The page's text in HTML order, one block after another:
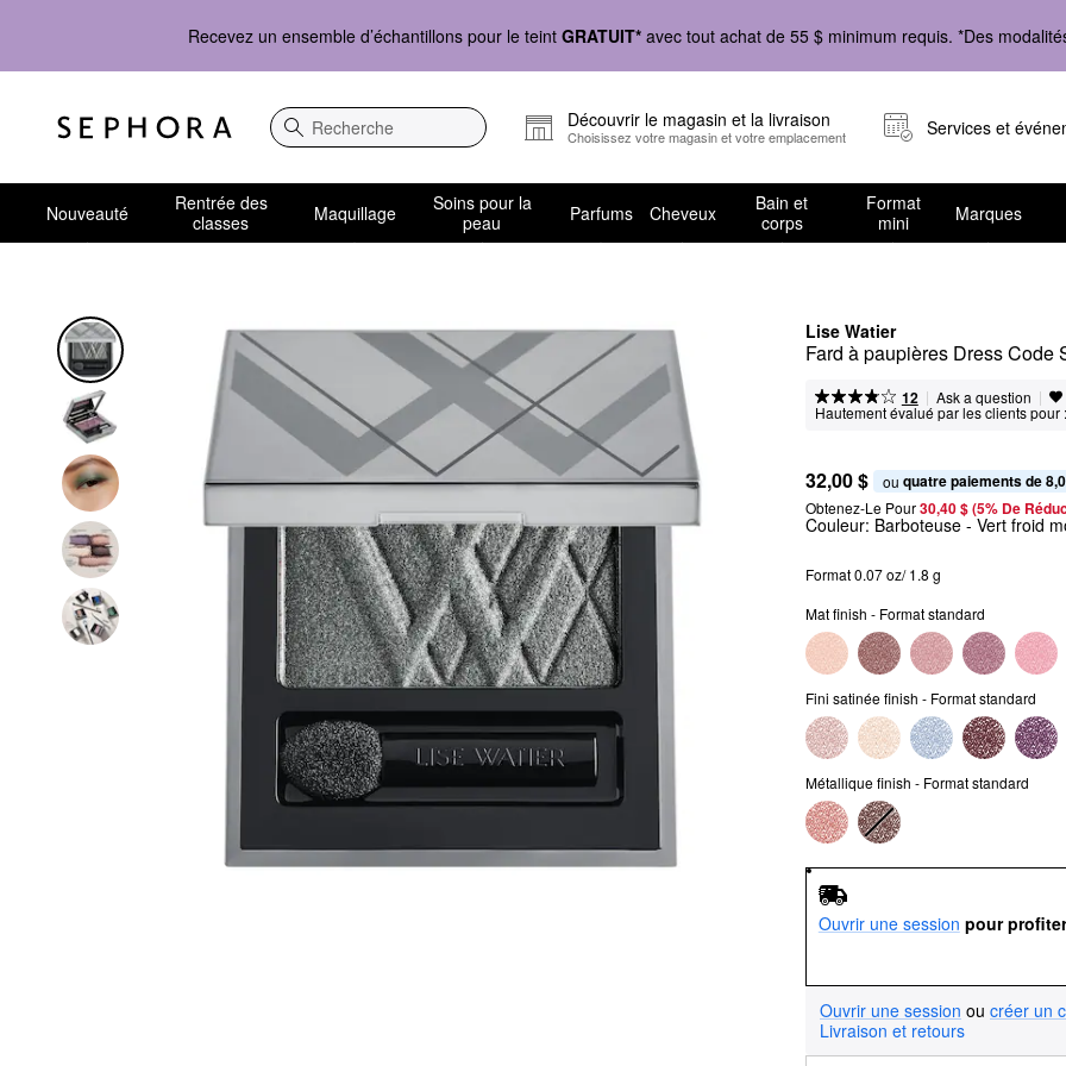
Recevez un ensemble d’échantillons pour le teint GRATUIT* avec tout achat de 55 $ minimum requis. *Des
Recherche
Découvrir le magasin et la livraison
Choisissez votre magasin et votre emplacement Services et
Nouveauté
Rentrée des
classes
Maquillage
Soins pour la
peau
Parfums Cheveux
Bain et
corps
Format
mini
Marques
Lise Watier
Fard à paupières Dress Code
12 | Ask a question |
Hautement évalué par les clients pour :
32,00 $ ou quatre paiements de
Obtenez-Le Pour30,40 $ (5% De
Couleur: Barboteuse - Vert froid
Format 0.07 oz/ 1.8 g
Mat finish - Format standard
Fini satinée finish - Format standard
Métallique finish - Format standard
Ouvrir une session pour
Ouvrir une session ou créer un
Livraison et retours